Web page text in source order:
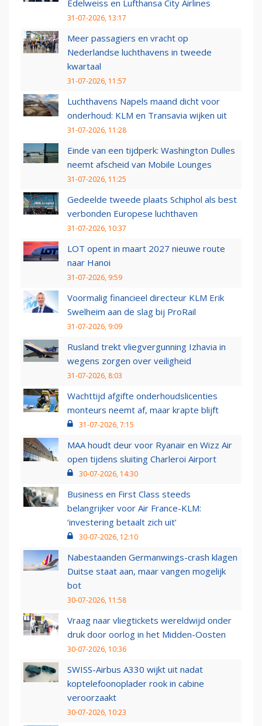
Edelweiss en Lufthansa City Airlines
31-07-2026, 13:17
Meer passagiers en vracht op
Nederlandse luchthavens in tweede
kwartaal
31-07-2026, 11:57
Luchthavens Napels maand dicht voor
onderhoud: KLM en Transavia wijken uit
31-07-2026, 11:28
Einde van een tijdperk: Washington Dulles
neemt afscheid van Mobile Lounges
31-07-2026, 11:25
Gedeelde tweede plaats Schiphol als best
verbonden Europese luchthaven
31-07-2026, 10:37
LOT opent in maart 2027 nieuwe route
naar Hanoi
31-07-2026, 9:59
Voormalig financieel directeur KLM Erik
Swelheim aan de slag bij ProRail
31-07-2026, 9:09
Rusland trekt vliegvergunning Izhavia in
wegens zorgen over veiligheid
31-07-2026, 8:03
Wachttijd afgifte onderhoudslicenties
monteurs neemt af, maar krapte blijft
31-07-2026, 7:15
MAA houdt deur voor Ryanair en Wizz Air
open tijdens sluiting Charleroi Airport
30-07-2026, 14:30
Business en First Class steeds
belangrijker voor Air France-KLM:
‘investering betaalt zich uit’
30-07-2026, 12:10
Nabestaanden Germanwings-crash klagen
Duitse staat aan, maar vangen mogelijk
bot
30-07-2026, 11:58
Vraag naar vliegtickets wereldwijd onder
druk door oorlog in het Midden-Oosten
30-07-2026, 10:36
SWISS-Airbus A330 wijkt uit nadat
koptelefoonoplader rook in cabine
veroorzaakt
30-07-2026, 10:23